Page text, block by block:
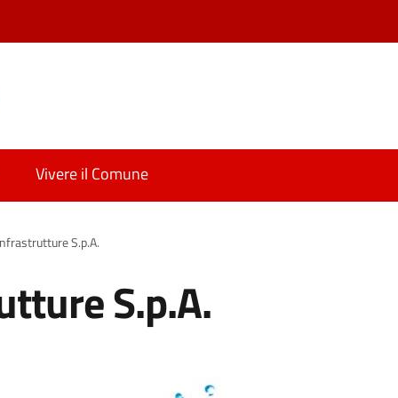
Vivere il Comune
S.p.A.
S.p.A.